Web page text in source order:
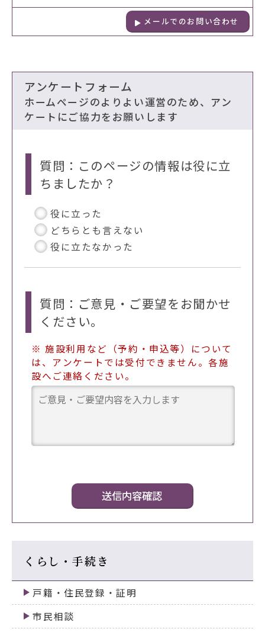
メールでのお問い合わせ
アンケートフォーム
ホームページのよりよい運営のため、アン
ケートにご協力をお願いします
質問：このページの情報は役に立
ちましたか？
役に立った
どちらとも言えない
役に立たなかった
質問：ご意見・ご要望をお聞かせ
ください。
※ 施設利用など（予約・申込等）について
は、アンケートでは受付できません。各施
設へご連絡ください。
くらし・手続き
戸籍・住民登録・証明
市民相談